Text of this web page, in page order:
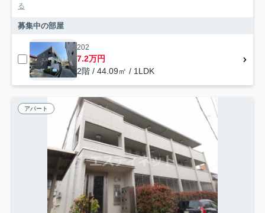
る
募集中の部屋
202
7.2万円
2階 / 44.09㎡ / 1LDK
アパート